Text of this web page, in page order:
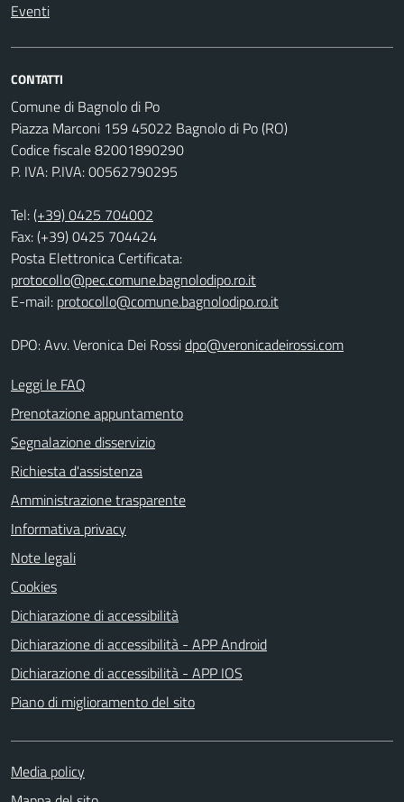
Eventi
CONTATTI
Comune di Bagnolo di Po
Piazza Marconi 159 45022 Bagnolo di Po (RO)
Codice fiscale 82001890290
P. IVA: P.IVA: 00562790295
Tel:(+39) 0425 704002
Fax: (+39) 0425 704424
Posta Elettronica Certificata:
protocollo@pec.comune.bagnolodipo.ro.it
E-mail: protocollo@comune.bagnolodipo.ro.it
DPO: Avv. Veronica Dei Rossidpo@veronicadeirossi.com
Leggi le FAQ
Prenotazione appuntamento
Segnalazione disservizio
Richiesta d'assistenza
Amministrazione trasparente
Informativa privacy
Note legali
Cookies
Dichiarazione di accessibilità
Dichiarazione di accessibilità - APP Android
Dichiarazione di accessibilità - APP IOS
Piano di miglioramento del sito
Media policy